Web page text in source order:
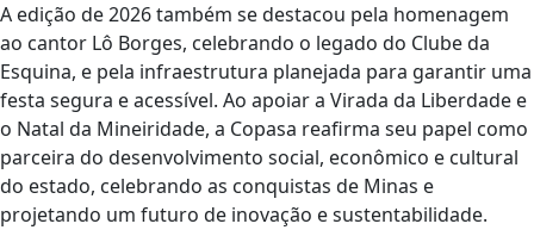
A edição de 2026 também se destacou pela homenagem
ao cantor Lô Borges, celebrando o legado do Clube da
Esquina, e pela infraestrutura planejada para garantir uma
festa segura e acessível. Ao apoiar a Virada da Liberdade e
o Natal da Mineiridade, a Copasa reafirma seu papel como
parceira do desenvolvimento social, econômico e cultural
do estado, celebrando as conquistas de Minas e
projetando um futuro de inovação e sustentabilidade.